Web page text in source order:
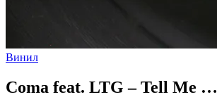
Винил
Coma feat. LTG – Tell Me …